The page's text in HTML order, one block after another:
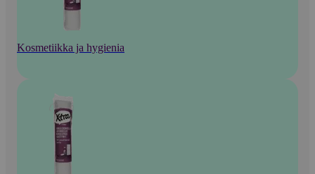
Kosmetiikka ja hygienia